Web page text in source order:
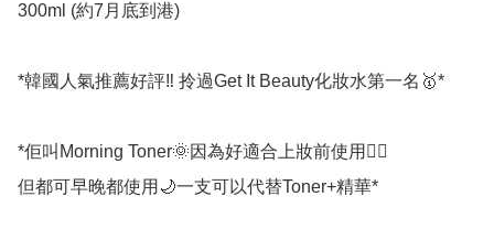
300ml (約7月底到港)
*韓國人氣推薦好評‼️ 拎過Get It Beauty化妝水第一名🥇*
*佢叫Morning Toner🌞因為好適合上妝前使用👍🏻
但都可早晚都使用🌙一支可以代替Toner+精華*